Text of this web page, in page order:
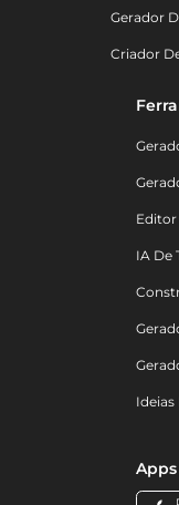
Gerador
Criador
Editor
IA De
Ideias